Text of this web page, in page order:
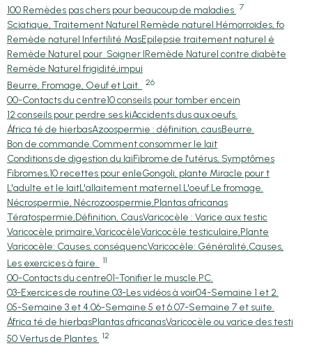
100 Remèdes pas chers pour beaucoup de maladies 7
Sciatique, Traitement Naturel Remède naturel Hémorroïdes, fo
Remède naturel Infertilité MasEpilepsie traitement naturel é
Remède Naturel pour Soigner lRemède Naturel contre diabète
Remède Naturel frigidité,impui
Beurre, Fromage, Oeuf et Lait.
26
00-Contacts du centre10 conseils pour tomber encein
12 conseils pour perdre ses kiAccidents dus aux oeufs.
África té de hierbasAzoospermie : définition, causBeurre.
Bon de commande.Comment consommer le lait
Conditions de digestion du laiFibrome de l'utérus, Symptômes
Fibromes,10 recettes pour enleGongoli, plante Miracle pour t
L'adulte et le laitL'allaitement maternel.L'oeuf.Le fromage.
Nécrospermie, Nécrozoospermie,Plantas africanas
Tératospermie,Définition, CausVaricocèle : Varice aux testic
Varicocèle primaire,VaricocèleVaricocèle testiculaire,Plante
Varicocèle: Causes, conséquencVaricocèle: Généralité,Causes,
Les exercices à faire.
11
00-Contacts du centre01-Tonifier le muscle PC.
03-Exercices de routine.03-Les vidéos à voir04-Semaine 1 et 2.
05-Semaine 3 et 4.06-Semaine 5 et 6.07-Semaine 7 et suite.
África té de hierbasPlantas africanasVaricocèle ou varice des testi
50 Vertus de Plantes 12